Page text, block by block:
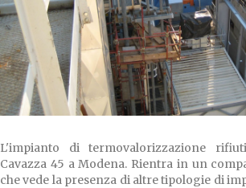
L'impianto di termovalorizzazione
Cavazza 45 a Modena. Rientra in un
che vede la presenza di altre tipologie di